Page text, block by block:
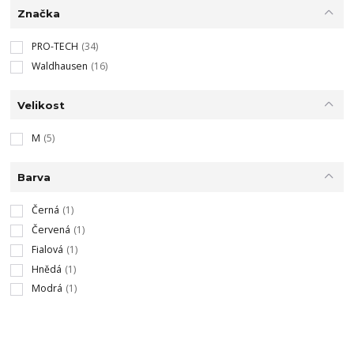
Značka
PRO-TECH (34)
Waldhausen (16)
Velikost
M (5)
Barva
Černá (1)
Červená (1)
Fialová (1)
Hnědá (1)
Modrá (1)